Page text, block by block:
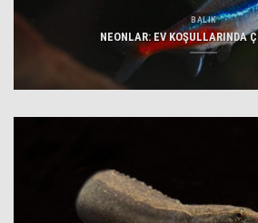
BALIK
NEONLAR: EV KOŞULLARINDA